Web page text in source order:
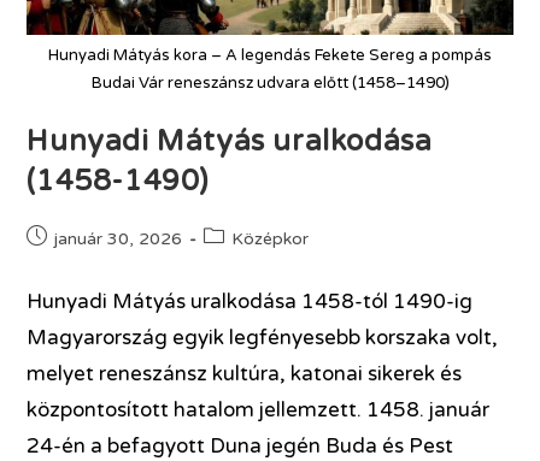
Hunyadi Mátyás kora – A legendás Fekete Sereg a pompás
Budai Vár reneszánsz udvara előtt (1458–1490)
Hunyadi Mátyás uralkodása
(1458-1490)
január 30, 2026 Középkor
Hunyadi Mátyás uralkodása 1458-tól 1490-ig
Magyarország egyik legfényesebb korszaka volt,
melyet reneszánsz kultúra, katonai sikerek és
központosított hatalom jellemzett. 1458. január
24-én a befagyott Duna jegén Buda és Pest